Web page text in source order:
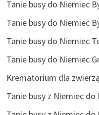
Tanie busy do Niemiec
Tanie busy do Niemiec
Tanie busy do Niemiec
Tanie busy do Niemiec
Krematorium dla
Tanie busy z Niemiec